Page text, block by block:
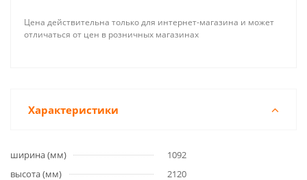
Цена действительна только для интернет-магазина и может
отличаться от цен в розничных магазинах
Характеристики
ширина (мм)
1092
высота (мм)
2120